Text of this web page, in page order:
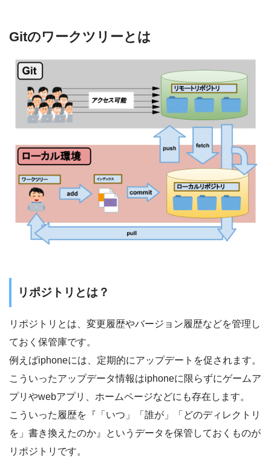
Gitのワークツリーとは
リポジトリとは？
リポジトリとは、変更履歴やバージョン履歴などを管理し
ておく保管庫です。
例えばiphoneには、定期的にアップデートを促されます。
こういったアップデータ情報はiphoneに限らずにゲームア
プリやwebアプリ、ホームページなどにも存在します。
こういった履歴を『「いつ」「誰が」「どのディレクトリ
を」書き換えたのか』というデータを保管しておくものが
リポジトリです。